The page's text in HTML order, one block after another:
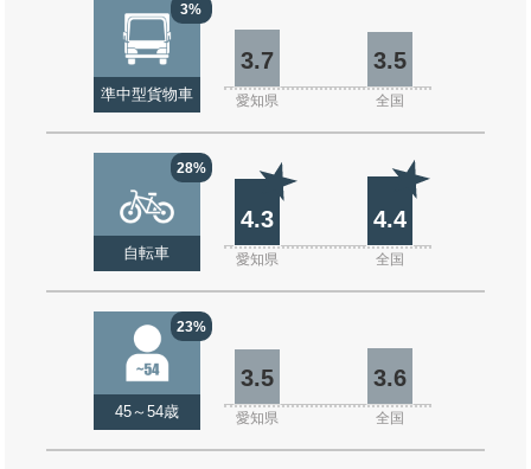
3%
準中型貨物車
3.7 3.5
愛知県 全国
28%
自転車
4.3 4.4
愛知県 全国
23%
45～54歳
3.5 3.6
愛知県 全国